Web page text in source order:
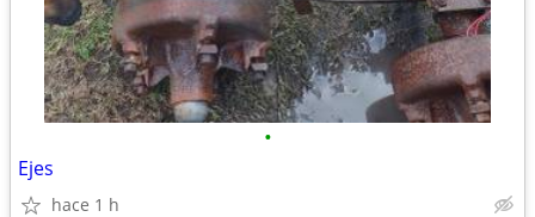
•
Ejes
hace 1 h